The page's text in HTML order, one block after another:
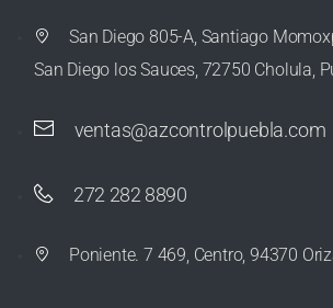
San Diego 805-A, Santiago
San Diego los Sauces, 72750 Cholula,
ventas@azcontrolpuebla.com
272 282 8890
Poniente. 7 469, Centro, 94370